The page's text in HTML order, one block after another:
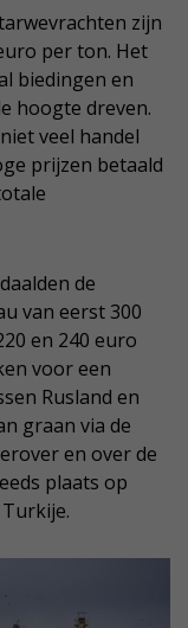
zijn
per ton. Het
biedingen en
hoogte dreven.
veel handel
prijzen betaald
de
van eerst 300
en 240 euro
voor een
Rusland en
graan via de
en over de
plaats op